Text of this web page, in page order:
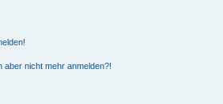
aber nicht mehr anmelden?!